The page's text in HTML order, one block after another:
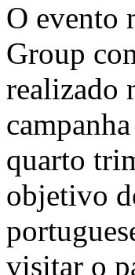
O evento
Group
realizado
quarto
objetivo
visitar o